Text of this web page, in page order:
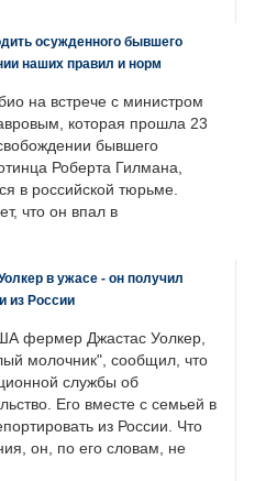
осужденного бывшего
наших правил и норм
на встрече с министром
которая прошла 23
бывшего
Роберта Гилмана,
в российской тюрьме.
что он впал в
в ужасе - он получил
из России
фермер Джастас Уолкер,
молочник", сообщил, что
службы об
Его вместе с семьей в
из России. Что
он, по его словам, не